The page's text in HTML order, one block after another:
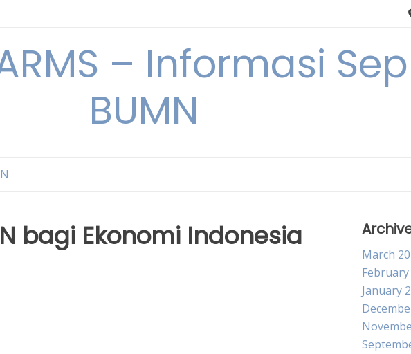
– Informasi
BUMN
bagi Ekonomi Indonesia
March
February
January